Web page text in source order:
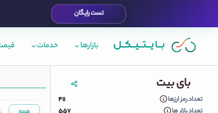
تست رایگان
بازارها خدمات
قیمت لحظه ای بای بیت
بای بیت
تعداد رمز ارزها
۴۱۱